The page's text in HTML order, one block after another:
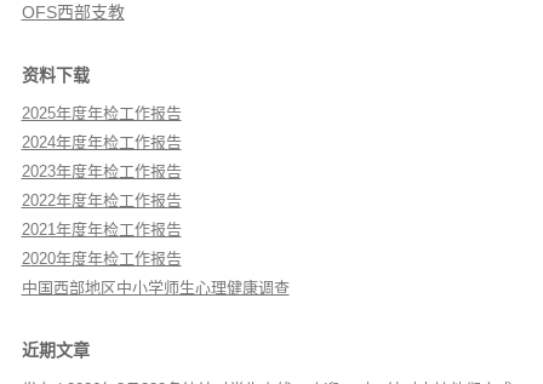
OFS西部支教
资料下载
2025年度年检工作报告
2024年度年检工作报告
2023年度年检工作报告
2022年度年检工作报告
2021年度年检工作报告
2020年度年检工作报告
中国西部地区中小学师生心理健康调查
近期文章